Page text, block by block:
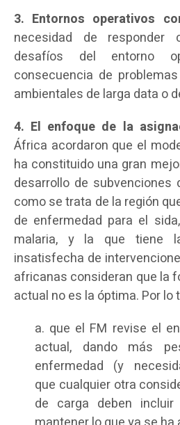
3. Entornos operativos
necesidad de
desafíos del entorno
consecuencia de
ambientales de larga data o
4. El enfoque de la
África acordaron que el
ha constituido una gran
desarrollo de subvenciones
como se trata de la región
de enfermedad para el
malaria, y la que tiene
insatisfecha de
africanas consideran que la
actual no es la óptima. Por lo
a. que el FM revise el
actual, dando más
enfermedad (y
que cualquier otra
de carga deben